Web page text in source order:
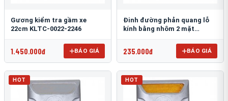
Gương kiểm tra gầm xe
22cm KLTC-0022-2246
1.450.000đ BÁO GIÁ
Đinh đường phản quang lỗ
kính bằng nhôm 2 mặt
235.000đ BÁO GIÁ
HOT HOT